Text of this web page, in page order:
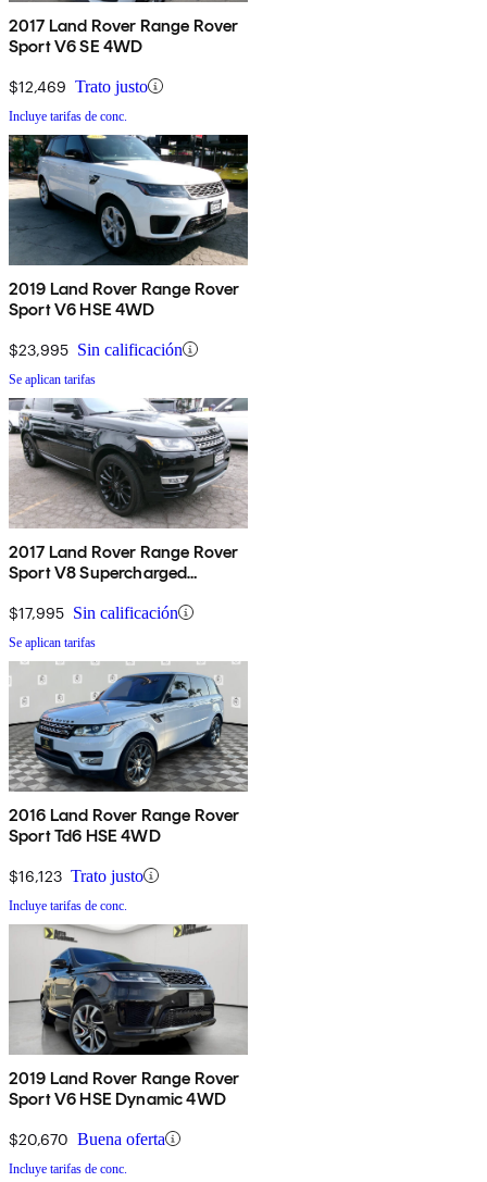
2017 Land Rover Range Rover
Sport V6 SE 4WD
$12,469 Trato justo
Incluye tarifas de conc.
2019 Land Rover Range Rover
Sport V6 HSE 4WD
$23,995 Sin calificación
Se aplican tarifas
2017 Land Rover Range Rover
Sport V8 Supercharged
$17,995 Sin calificación
Se aplican tarifas
2016 Land Rover Range Rover
Sport Td6 HSE 4WD
$16,123 Trato justo
Incluye tarifas de conc.
2019 Land Rover Range Rover
Sport V6 HSE Dynamic 4WD
$20,670 Buena oferta
Incluye tarifas de conc.